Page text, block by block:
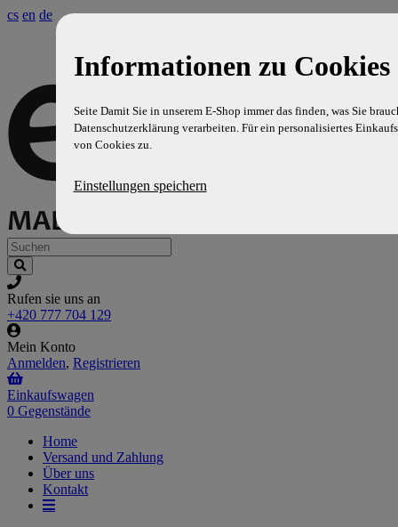
cs en de
Rufen sie uns an
+420 777 704 129
Mein Konto
Anmelden, Registrieren
Einkaufswagen
0 Gegenstände
Home
Versand und Zahlung
Über uns
Kontakt
Informationen zu Cookies
Seite Damit Sie in unserem E-Shop immer das finden, was Sie
Datenschutzerklärung verarbeiten. Für ein personalisiertes
von Cookies zu.
Einstellungen speichern